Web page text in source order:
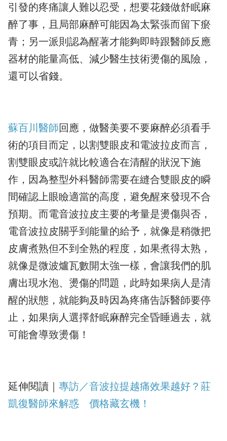
引發的疼痛讓人難以忍受，想要花錢做舒眠麻
醉了事，且局部麻醉可能因為太緊張而留下瘀
青；另一派則認為醒著才能夠即時跟醫師反應
器材的能量高低、減少醫生技術燙傷的風險，
還可以省錢。
蘇百川醫師回應，做醫美要不要麻醉必須看手
術的項目而定，以割雙眼皮和電波拉皮而言，
割雙眼皮或許就比較適合在清醒的狀況下施
作，因為整型外科醫師需要在縫合雙眼皮的瞬
間確認上眼瞼適當的高度，避免醒來發現不合
預期。而電音波拉皮主要的考量是燙傷與否，
電音波拉皮關乎到能量的給予，就像是稍微把
皮膚煮熟但不到全熟的程度，如果煮得太熟，
就像是微波爐瓦數開太強一樣，會讓我們的肌
膚出現水泡、燙傷的問題，此時如果病人是清
醒的狀態，就能夠及時因為疼痛告訴醫師要停
止，如果病人選擇舒眠麻醉完全昏睡過去，就
可能會導致燙傷！
延伸閱讀｜ 專訪／音波拉提越痛效果越好？莊
凱復醫師來解惑 價格藏玄機！